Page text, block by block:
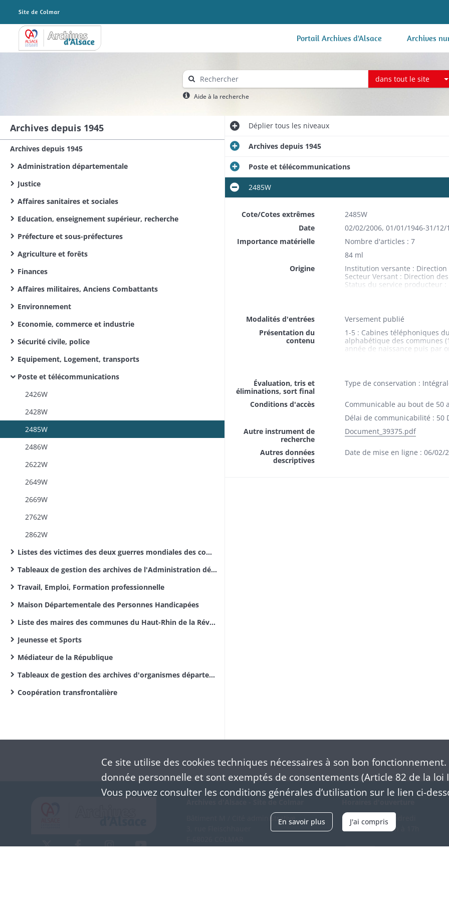
Archives Alsace - Colmar Portail Archives d'Alsace Archives
dans tout le site
Aide à la recherche
Archives depuis 1945
Archives depuis 1945
Administration départementale
Justice
Affaires sanitaires et sociales
Education, enseignement supérieur, recherche
Préfecture et sous-préfectures
Agriculture et forêts
Finances
Affaires militaires, Anciens Combattants
Environnement
Economie, commerce et industrie
Sécurité civile, police
Equipement, Logement, transports
Poste et télécommunications
2426W
2428W
2485W
2486W
2622W
2649W
2669W
2762W
2862W
Listes des victimes des deux guerres mondiales des communes du Haut-Rhin
Tableaux de gestion des archives de l'Administration départementale
Travail, Emploi, Formation professionnelle
Maison Départementale des Personnes Handicapées
Liste des maires des communes du Haut-Rhin de la Révolution Française à nos jours
Jeunesse et Sports
Médiateur de la République
Tableaux de gestion des archives d'organismes départementaux
Coopération transfrontalière
Dépliertous les niveaux
Archives depuis 1945
Poste et télécommunications
2485W
Cote/Cotes extrêmes
2485W
Date
02/02/2006, 01/01/1946-31/12/
Importance matérielle
Nombre d'articles : 7
84 ml
Origine
Institution versante :
Secteur Versant : Direction
Status du service producteur
Modalités d'entrées
Versement publié
Présentation du
contenu
1-5 : Cabines téléphoniques
alphabétique des communes
année de naissance puis par
Évaluation, tris et
éliminations, sort final
Type de conservation :
Conditions d'accès
Communicable au bout de 50
Délai de communicabilité : 50
Autre instrument de
recherche
Document_39375.pdf
Autres données
descriptives
Date de mise en ligne : 06/02/
Bâtiment M / Cité administrative
(+33) 3 89 21 97 00
Du mardi au vendredi
en continu de 9h à 17h
Ce site utilise des cookiestechniques nécessaires à son bon
donnée personnelle et sont exemptés de consentements (Article 82 de la
Vous pouvez consulter les conditions générales d’utilisation sur le lien ci-
En savoir plus J'ai compris